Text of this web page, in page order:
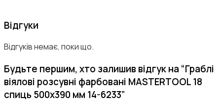
Відгуки
Відгуків немає, поки що.
Будьте першим, хто залишив відгук на “Граблі
віялові розсувні фарбовані MASTERTOOL 18
спиць 500х390 мм 14-6233”